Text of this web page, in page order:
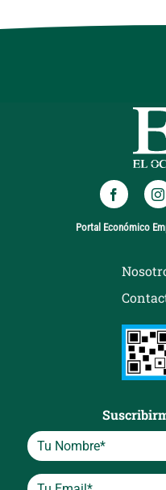
Portal Económico